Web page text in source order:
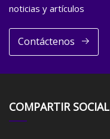
noticias y artículos
Contáctenos
COMPARTIR SOCIAL